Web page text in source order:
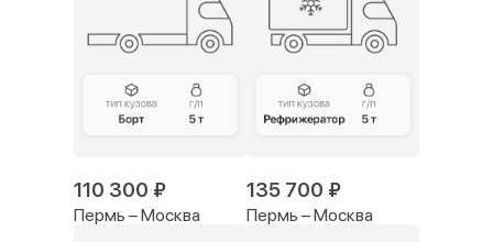
110 300 ₽
Пермь – Москва
135 700 ₽
Пермь – Москва